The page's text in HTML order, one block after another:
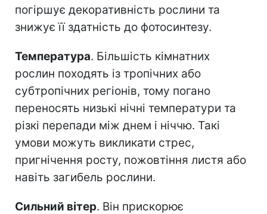
погіршує декоративність рослини та
знижує її здатність до фотосинтезу.
Температура. Більшість кімнатних
рослин походять із тропічних або
субтропічних регіонів, тому погано
переносять низькі нічні температури та
різкі перепади між днем і ніччю. Такі
умови можуть викликати стрес,
пригнічення росту, пожовтіння листя або
навіть загибель рослини.
Сильний вітер. Він прискорює